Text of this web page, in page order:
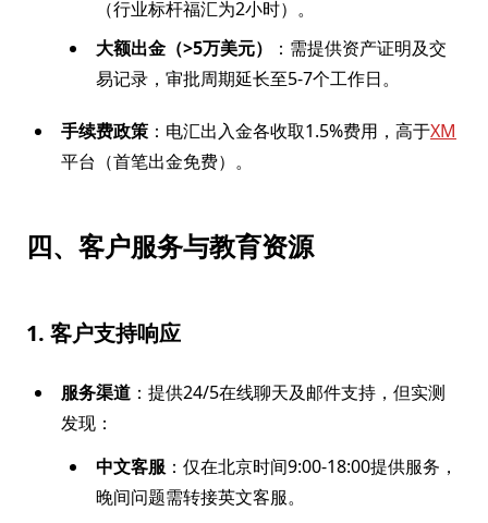
（行业标杆福汇为2小时）。
大额出金（>5万美元）
：需提供资产证明及交
易记录，审批周期延长至5-7个工作日。
手续费政策 ：电汇出入金各收取1.5%费用，高于XM
平台（首笔出金免费）。
四、客户服务与教育资源
1. 客户支持响应
服务渠道 ：提供24/5在线聊天及邮件支持，但实测
发现：
中文客服 ：仅在北京时间9:00-18:00提供服务，
晚间问题需转接英文客服。